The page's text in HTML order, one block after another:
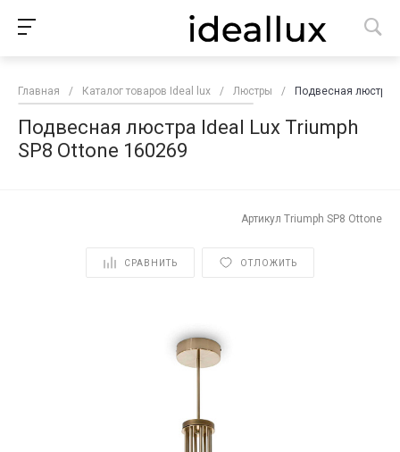
Главная / Каталог товаров Ideal lux / Люстры / Подвесная люстра
Подвесная люстра Ideal Lux Triumph
SP8 Ottone 160269
Артикул Triumph SP8 Ottone
СРАВНИТЬ ОТЛОЖИТЬ